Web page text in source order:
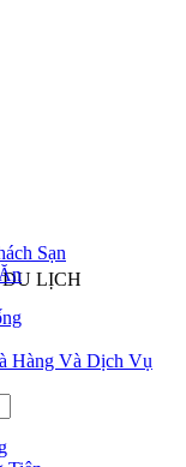
LỊCH
Sạn
Hàng Và Dịch Vụ